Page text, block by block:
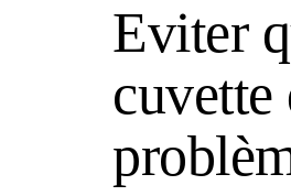
Eviter
cuvette